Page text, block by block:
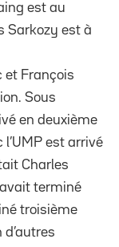
est au
Sarkozy est à
et François
Sous
en deuxième
est arrivé
Charles
terminé
troisième
d’autres